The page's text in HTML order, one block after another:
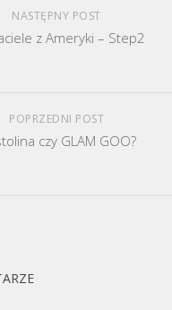
NASTĘPNY POST
z Ameryki – Step2
POPRZEDNI POST
czy GLAM GOO?